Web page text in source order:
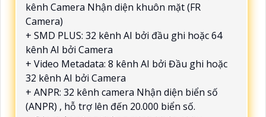
kênh Camera Nhận diện khuôn mặt (FR
Camera)
+ SMD PLUS: 32 kênh AI bởi đầu ghi hoặc 64
kênh AI bởi Camera
+ Video Metadata: 8 kênh AI bởi Đầu ghi hoặc
32 kênh AI bởi Camera
+ ANPR: 32 kênh camera Nhận diện biển số
(ANPR) , hỗ trợ lên đến 20.000 biển số.